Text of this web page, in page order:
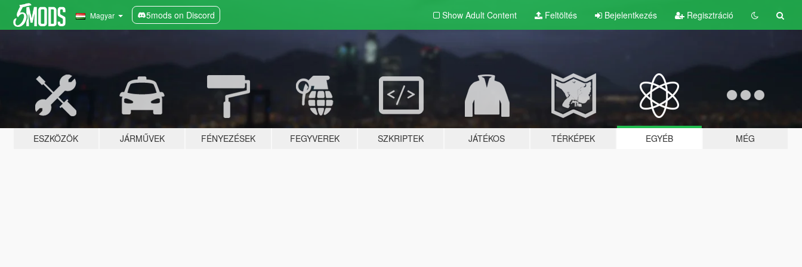
Magyar 5mods on Discord Show Adult Content Feltöltés Bejelentkezés Regisztráció
ESZKÖZÖK JÁRMŰVEK FÉNYEZÉSEK FEGYVEREK SZKRIPTEK JÁTÉKOS TÉRKÉPEK EGYÉB MÉG